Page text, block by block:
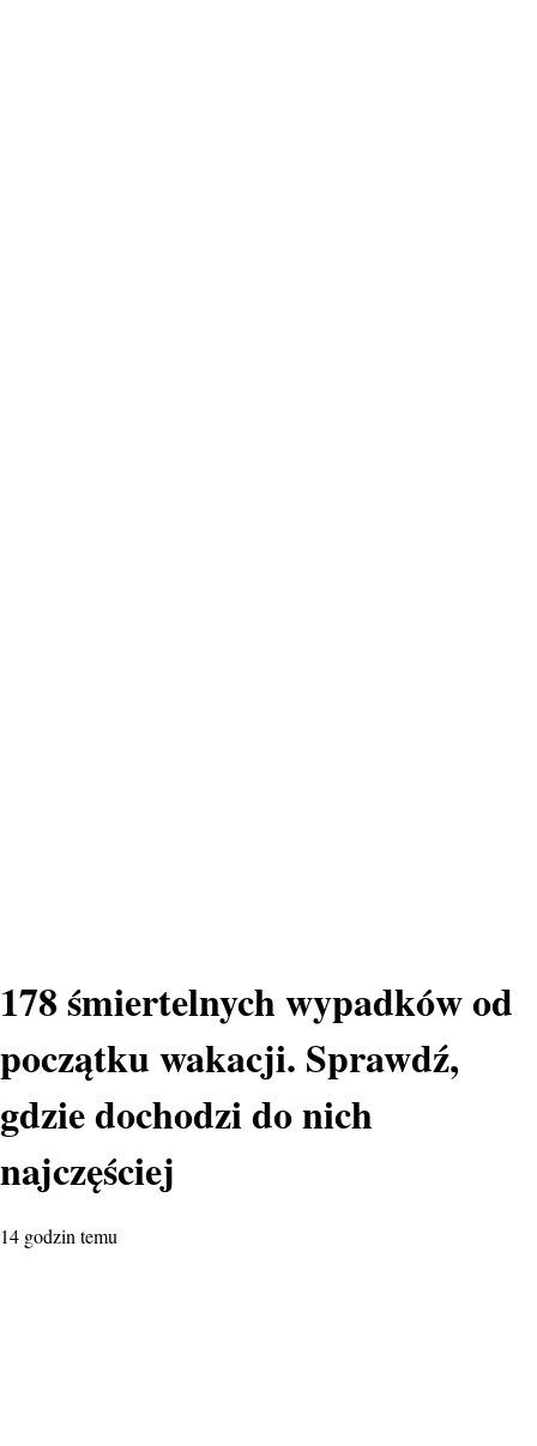
178 śmiertelnych wypadków od
początku wakacji. Sprawdź,
gdzie dochodzi do nich
najczęściej
14 godzin temu